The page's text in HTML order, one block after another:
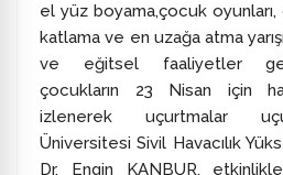
el yüz boyama,çocuk oyunları,
katlama ve en uzağa atma
ve eğitsel faaliyetler
çocukların 23 Nisan için
izlenerek uçurtmalar
Üniversitesi Sivil Havacılık
Dr. Engin KANBUR,